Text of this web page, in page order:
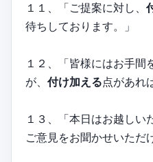
１１、「ご提案に対し、
待ちしております。」
１２、「皆様にはお手間
が、 付け加える点があれ
１３、「本日はお越しい
ご意見をお聞かせいただ